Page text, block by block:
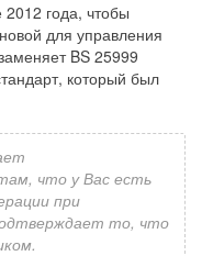
года, чтобы
для управления
BS 25999
который был
что у Вас есть
при
то, что